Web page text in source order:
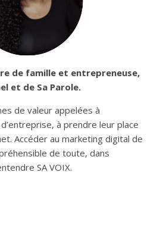
de famille et entrepreneuse,
et de Sa Parole.
de valeur appelées à
à prendre leur place
Accéder au marketing digital de
de toute, dans
SA VOIX.